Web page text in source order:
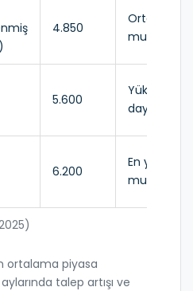
4.850
Orta
5.600
Yüksek
dayanım
6.200
En yüksek
ortalama piyasa
aylarında talep artışı ve